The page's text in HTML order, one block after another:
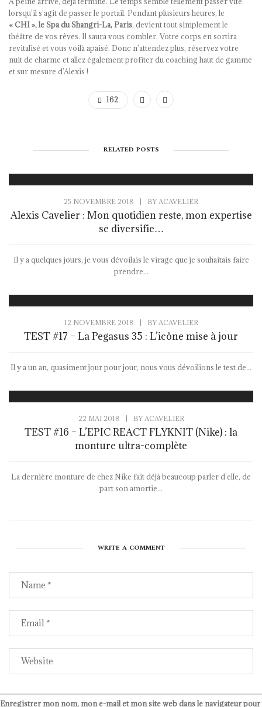
lorsqu’il s’agit de passer le portail. Pendant plusieurs heures, le
« CHI », le Spa du Shangri-La, Paris, devient tout simplement le
théâtre de vos rêves. Il saura vous combler. Votre corps en sortira
revitalisé et vous voilà apaisé. Donc n’attendez plus, réservez votre
nuit de charme et allez également profiter du coaching haut de gamme
et sur mesure d’Alexis !
162
RELATED POSTS
25 NOVEMBRE 2018 BYACAVELIER
Alexis Cavelier : Mon quotidien reste, mon expertise
se diversifie…
Il y a quelques jours, je vous dévoilais le virage que je souhaitais faire
prendre...
12 NOVEMBRE 2018 BYACAVELIER
TEST #17 – La Pegasus 35 : L’icône mise à jour
Il y a un an, quasiment jour pour jour, nous vous dévoilions le test de...
22 MAI 2018 BYACAVELIER
TEST #16 – L’EPIC REACT FLYKNIT (Nike) : la
monture ultra-complète
La dernière monture de chez Nike fait déjà beaucoup parler d’elle, de
part son amortie...
WRITE A COMMENT
Enregistrer mon nom, mon e-mail et mon site web dans le navigateur pour